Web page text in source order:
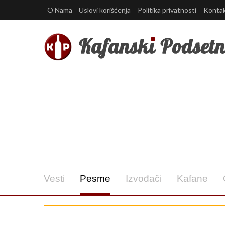
O Nama Uslovi korišćenja Politika privatnosti
Vesti Pesme Izvođači Kafane